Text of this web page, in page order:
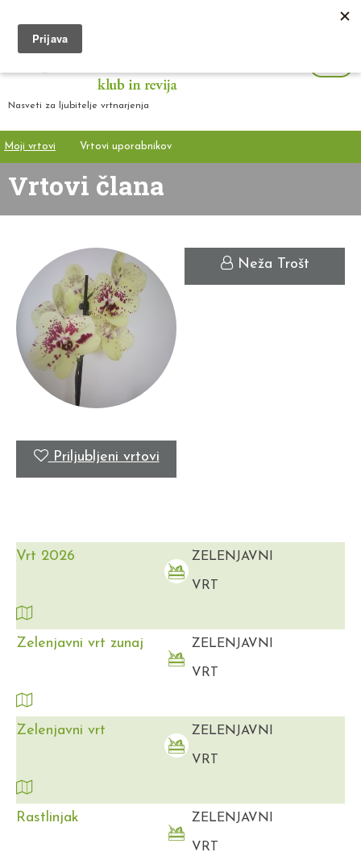
Nasveti za ljubitelje vrtnarjenja
Moji vrtovi Vrtovi uporabnikov
Vrtovi člana
Neža Trošt
Priljubljeni vrtovi
Vrt 2026 ZELENJAVNI
VRT
Zelenjavni vrt zunaj ZELENJAVNI
VRT
Zelenjavni vrt ZELENJAVNI
VRT
Rastlinjak ZELENJAVNI
VRT